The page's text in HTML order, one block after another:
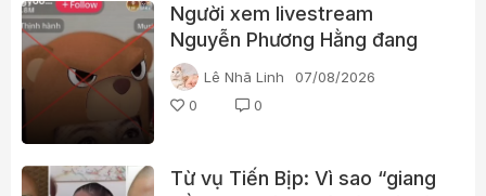
Người xem livestream
Nguyễn Phương Hằng đang
tìm kiếm điều gì?
Lê Nhã Linh
07/08/2026
0
0
Từ vụ Tiến Bịp: Vì sao “giang